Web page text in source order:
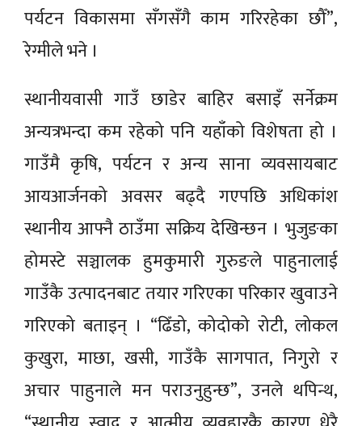
पर्यटन विकासमा सँगसँगै काम गरिरहेका छौँ”,
रेग्मीले भने ।
स्थानीयवासी गाउँ छाडेर बाहिर बसाइँ सर्नेक्रम
अन्यत्रभन्दा कम रहेको पनि यहाँको विशेषता हो ।
गाउँमै कृषि, पर्यटन र अन्य साना व्यवसायबाट
आयआर्जनको अवसर बढ्दै गएपछि अधिकांश
स्थानीय आफ्नै ठाउँमा सक्रिय देखिन्छन । भुजुङका
होमस्टे सञ्चालक हुमकुमारी गुरुङले पाहुनालाई
गाउँकै उत्पादनबाट तयार गरिएका परिकार खुवाउने
गरिएको बताइन् । “ढिँडो, कोदोको रोटी, लोकल
कुखुरा, माछा, खसी, गाउँकै सागपात, निगुरो र
अचार पाहुनाले मन पराउनुहुन्छ”, उनले थपिन्थ,